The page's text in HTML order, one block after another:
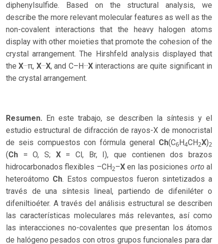
diphenylsulfide. Based on the structural analysis, we
describe the more relevant molecular features as well as the
non-covalent interactions that the heavy halogen atoms
display with other moieties that promote the cohesion of the
crystal arrangement. The Hirshfeld analysis displayed that
theX···π, X···X, and C–H···Xinteractions are quite significant in
the crystal arrangement.
Resumen. En este trabajo, se describen la síntesis y el
estudio estructural de difracción de rayos-X de monocristal
de seis compuestos con fórmula general Ch(C6H4CH2X)2
(Ch = O, S; X= Cl, Br, I), que contienen dos brazos
hidrocarbonados flexibles –CH2–Xen las posiciones ortoal
heteroátomo Ch. Estos compuestos fueron sintetizados a
través de una síntesis lineal, partiendo de difeniléter o
difeniltioéter. A través del análisis estructural se describen
las características moleculares más relevantes, así como
las interacciones no-covalentes que presentan los átomos
de halógeno pesados con otros grupos funcionales para dar